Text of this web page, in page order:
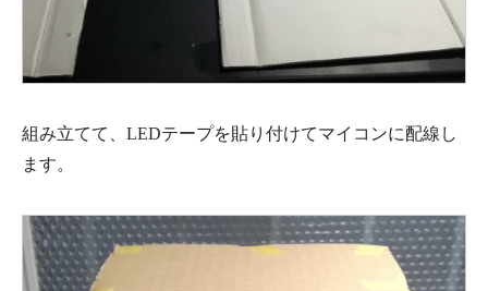
組み立てて、LEDテープを貼り付けてマイコンに配線し
ます。